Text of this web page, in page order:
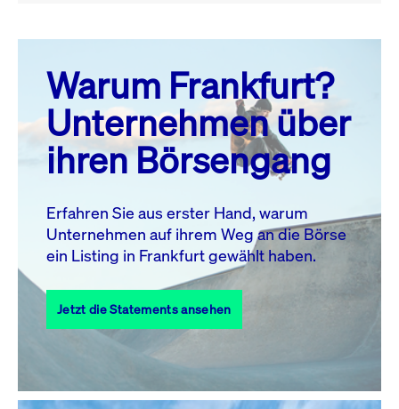
August 26
MO. DI. MI. DO. FR. SA. SO.
1
2
3
4 5 6 7 8
10 11 13 14
17
18 19 20 21 22
23
27 28
31
Alle Events
Warum Frankfurt?
Unternehmen über
ihren Börsengang
Erfahren Sie aus erster Hand, warum
Unternehmen auf ihrem Weg an die Börse
ein Listing in Frankfurt gewählt haben.
Jetzt die Statements ansehen